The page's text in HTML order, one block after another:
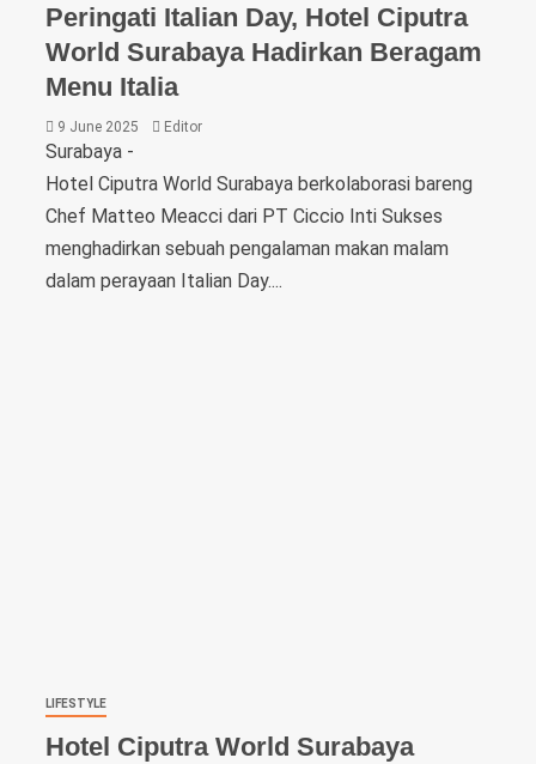
Peringati Italian Day, Hotel Ciputra
World Surabaya Hadirkan Beragam
Menu Italia
9 June 2025 Editor
Surabaya -
Hotel Ciputra World Surabaya berkolaborasi bareng
Chef Matteo Meacci dari PT Ciccio Inti Sukses
menghadirkan sebuah pengalaman makan malam
dalam perayaan Italian Day....
LIFESTYLE
Hotel Ciputra World Surabaya